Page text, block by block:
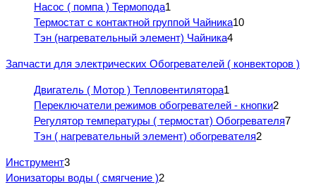
Насос ( помпа ) Термопода1
Термостат с контактной группой Чайника10
Тэн (нагревательный элемент) Чайника4
Запчасти для электрических Обогревателей ( конвекторов )
Двигатель ( Мотор ) Тепловентилятора1
Переключатели режимов обогревателей - кнопки2
Регулятор температуры ( термостат) Обогревателя7
Тэн ( нагревательный элемент) обогревателя2
Инструмент3
Ионизаторы воды ( смягчение )2